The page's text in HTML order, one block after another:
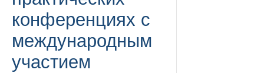
конференциях с
международным
участием